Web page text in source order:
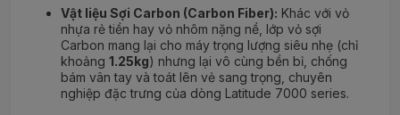
Vật liệu Sợi Carbon (Carbon Fiber): Khác với vỏ
nhựa rẻ tiền hay vỏ nhôm nặng nề, lớp vỏ sợi
Carbon mang lại cho máy trọng lượng siêu nhẹ (chỉ
khoảng 1.25kg) nhưng lại vô cùng bền bỉ, chống
bám vân tay và toát lên vẻ sang trọng, chuyên
nghiệp đặc trưng của dòng Latitude 7000 series.